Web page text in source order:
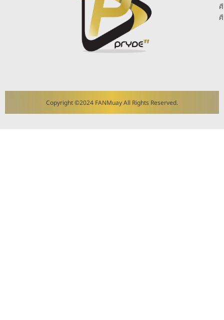
Copyright ©2024 FANMuay All Rights Reserved.